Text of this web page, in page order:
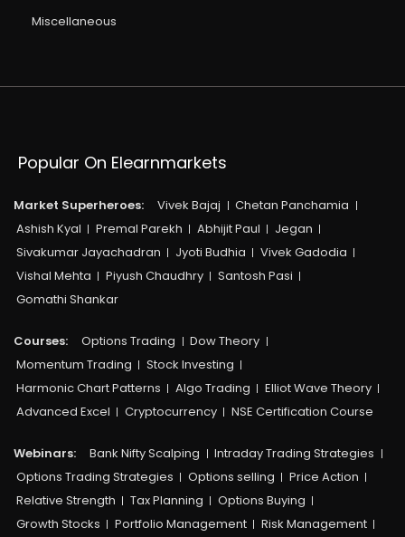
Miscellaneous
Popular On Elearnmarkets
Market Superheroes: Vivek Bajaj
Chetan Panchamia
Ashish Kyal
Premal Parekh Abhijit Paul
Jegan
Sivakumar Jayachadran
Jyoti Budhia
Vivek Gadodia
Vishal Mehta
Piyush Chaudhry
Santosh Pasi
Gomathi Shankar
Courses:​ Options Trading
Dow Theory
Momentum Trading
Stock Investing
Harmonic Chart Patterns
Algo Trading
Elliot Wave Theory
Advanced Excel
Cryptocurrency NSE Certification Course
Webinars: Bank Nifty Scalping
Intraday Trading Strategies
Options Trading Strategies
Options selling
Price Action
Relative Strength
Tax Planning
Options Buying
Growth Stocks
Portfolio Management
Risk Management